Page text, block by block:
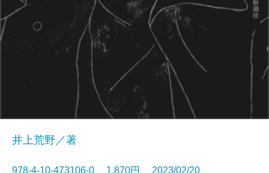
井上荒野／著
978-4-10-473106-0 1,870円 2023/02/20